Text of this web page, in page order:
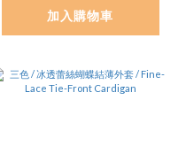
加入購物車